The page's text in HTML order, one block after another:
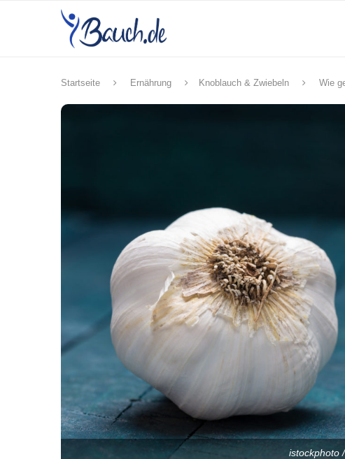
Startseite Ernährung Knoblauch & Zwiebeln Wie
istockphoto